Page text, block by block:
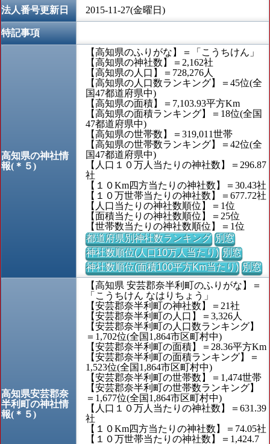
法人番号更新日 2015-11-27(金曜日)
特記事項
高知県の神社情
報(＊５)
【高知県のふりがな】＝「こうちけん」
【高知県の神社数】＝2,162社
【高知県の人口】＝728,276人
【高知県の人口数ランキング】＝45位(全
国47都道府県中)
【高知県の面積】＝7,103.93平方Km
【高知県の面積ランキング】＝18位(全国
47都道府県中)
【高知県の世帯数】＝319,011世帯
【高知県の世帯数ランキング】＝42位(全
国47都道府県中)
【人口１０万人当たりの神社数】＝296.87
社
【１０Km四方当たりの神社数】＝30.43社
【１０万世帯当たりの神社数】＝677.72社
【人口当たりの神社数順位】＝1位
【面積当たりの神社数順位】＝25位
【世帯数当たりの神社数順位】＝1位
都道府県別神社数ランキング 別窓
神社数順位(人口10万人当たり) 別窓
神社数順位(面積100平方Km当たり) 別窓
高知県安芸郡奈
半利町の神社情
報(＊５)
【高知県 安芸郡奈半利町のふりがな】＝
「こうちけん なはりちょう」
【安芸郡奈半利町の神社数】＝21社
【安芸郡奈半利町の人口】＝3,326人
【安芸郡奈半利町の人口数ランキング】
＝1,702位(全国1,864市区町村中)
【安芸郡奈半利町の面積】＝28.36平方Km
【安芸郡奈半利町の面積ランキング】＝
1,523位(全国1,864市区町村中)
【安芸郡奈半利町の世帯数】＝1,474世帯
【安芸郡奈半利町の世帯数ランキング】
＝1,677位(全国1,864市区町村中)
【人口１０万人当たりの神社数】＝631.39
社
【１０Km四方当たりの神社数】＝74.05社
【１０万世帯当たりの神社数】＝1,424.7